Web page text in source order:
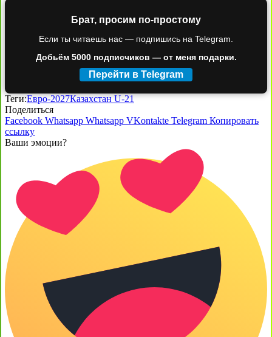
Брат, просим по-простому
Если ты читаешь нас — подпишись на Telegram.
Добьём 5000 подписчиков — от меня подарки.
Перейти в Telegram
Теги:Евро-2027Казахстан U-21
Поделиться
Facebook Whatsapp Whatsapp VKontakte Telegram Копировать
ссылку
Ваши эмоции?